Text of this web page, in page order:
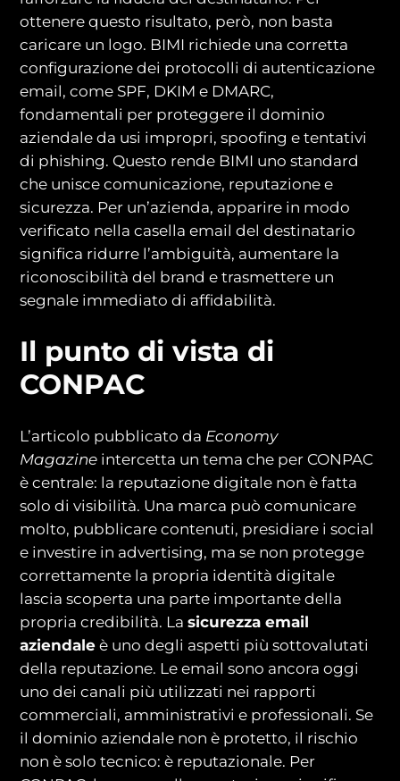
ottenere questo risultato, però, non basta
caricare un logo. BIMI richiede una corretta
configurazione dei protocolli di autenticazione
email, come SPF, DKIM e DMARC,
fondamentali per proteggere il dominio
aziendale da usi impropri, spoofing e tentativi
di phishing. Questo rende BIMI uno standard
che unisce comunicazione, reputazione e
sicurezza. Per un’azienda, apparire in modo
verificato nella casella email del destinatario
significa ridurre l’ambiguità, aumentare la
riconoscibilità del brand e trasmettere un
segnale immediato di affidabilità.
Il punto di vista di
CONPAC
L’articolo pubblicato da Economy
Magazine intercetta un tema che per CONPAC
è centrale: la reputazione digitale non è fatta
solo di visibilità. Una marca può comunicare
molto, pubblicare contenuti, presidiare i social
e investire in advertising, ma se non protegge
correttamente la propria identità digitale
lascia scoperta una parte importante della
propria credibilità. Lasicurezza email
aziendale è uno degli aspetti più sottovalutati
della reputazione. Le email sono ancora oggi
uno dei canali più utilizzati nei rapporti
commerciali, amministrativi e professionali. Se
il dominio aziendale non è protetto, il rischio
non è solo tecnico: è reputazionale. Per